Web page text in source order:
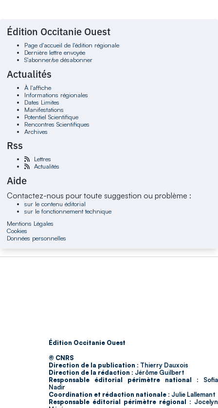
Édition Occitanie Ouest
Page d'accueil de l'édition régionale
Dernière lettre envoyée
S'abonner/se désabonner
Actualités
À l'affiche
Informations régionales
Dates Limites
Manifestations
Potentiel Scientifique
Rencontres Scientifiques
Archives
Rss
Lettres
Actualités
Aide
Contactez-nous pour toute suggestion ou problème :
sur le contenu éditorial
sur le fonctionnement technique
Mentions Légales
Cookies
Données personnelles
Édition Occitanie Ouest
© CNRS
Direction de la publication : Thierry Dauxois
Direction de la rédaction : Jérôme Guilbert
Responsable éditorial périmètre national : Sofia
Nadir
Coordination et rédaction nationale : Julie Lallemant
Responsable éditorial périmètre régional : Jocelyn